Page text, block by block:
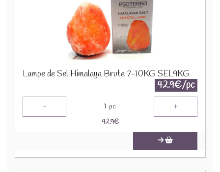
Lampe de Sel Himalaya Brute 7-10KG SEL9KG
42.9€/pc
- 1 pc +
42.9€